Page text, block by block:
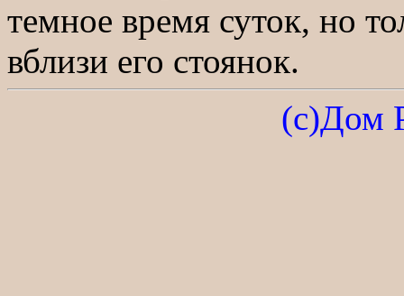
темное время суток, но
вблизи его стоянок.
(с)Дом